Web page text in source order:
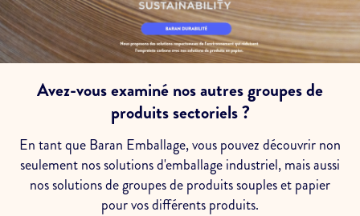
Avez-vous examiné nos autres groupes de
produits sectoriels ?
En tant que Baran Emballage, vous pouvez découvrir non
seulement nos solutions d'emballage industriel, mais aussi
nos solutions de groupes de produits souples et papier
pour vos différents produits.